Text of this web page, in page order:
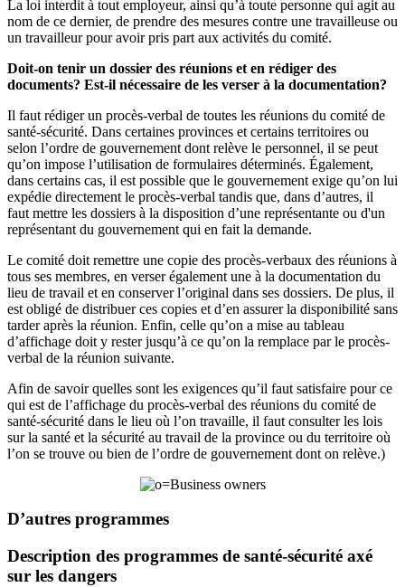
La loi interdit à tout employeur, ainsi qu’à toute personne qui agit au
nom de ce dernier, de prendre des mesures contre une travailleuse ou
un travailleur pour avoir pris part aux activités du comité.
Doit-on tenir un dossier des réunions et en rédiger des
documents? Est-il nécessaire de les verser à la documentation?
Il faut rédiger un procès-verbal de toutes les réunions du comité de
santé-sécurité. Dans certaines provinces et certains territoires ou
selon l’ordre de gouvernement dont relève le personnel, il se peut
qu’on impose l’utilisation de formulaires déterminés. Également,
dans certains cas, il est possible que le gouvernement exige qu’on lui
expédie directement le procès-verbal tandis que, dans d’autres, il
faut mettre les dossiers à la disposition d’une représentante ou d'un
représentant du gouvernement qui en fait la demande.
Le comité doit remettre une copie des procès-verbaux des réunions à
tous ses membres, en verser également une à la documentation du
lieu de travail et en conserver l’original dans ses dossiers. De plus, il
est obligé de distribuer ces copies et d’en assurer la disponibilité sans
tarder après la réunion. Enfin, celle qu’on a mise au tableau
d’affichage doit y rester jusqu’à ce qu’on la remplace par le procès-
verbal de la réunion suivante.
Afin de savoir quelles sont les exigences qu’il faut satisfaire pour ce
qui est de l’affichage du procès-verbal des réunions du comité de
santé-sécurité dans le lieu où l’on travaille, il faut consulter les lois
sur la santé et la sécurité au travail de la province ou du territoire où
l’on se trouve ou bien de l’ordre de gouvernement dont on relève.)
D’autres programmes
Description des programmes de santé-sécurité axé
sur les dangers